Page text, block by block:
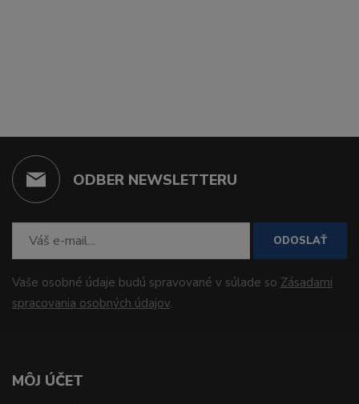
ODBER NEWSLETTERU
ODOSLAŤ
Vaše osobné údaje budú spravované v súlade so Zásadami
spracovania osobných údajov.
MÔJ ÚČET